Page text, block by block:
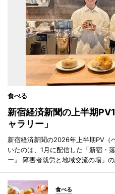
食べる
新宿経済新聞の上半期
ャラリー」
新宿経済新聞の2026年上半期PV（
いたのは、1月に配信した「新宿・
ー』 障害者就労と地域交流の場」の
食べる